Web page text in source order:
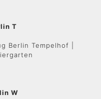
T
Berlin Tempelhof |
W